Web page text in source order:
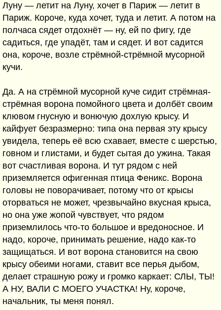
Луну — летит на Луну, хочет в Париж — летит в
Париж. Короче, куда хочет, туда и летит. А потом на
полчаса сядет отдохнёт — ну, ей по фигу, где
садиться, где упадёт, там и сядет. И вот садится
она, короче, возле стрёмной-стрёмной мусорной
кучи.
Да. А на стрёмной мусорной куче сидит стрёмная-
стрёмная ворона помойного цвета и долбёт своим
клювом гнусную и вонючую дохлую крысу. И
кайфует безразмерно: типа она первая эту крысу
увидела, теперь её всю схавает, вместе с шерстью,
говном и глистами, и будет сытая до ужина. Такая
вот счастливая ворона. И тут рядом с ней
приземляется офигенная птица Феникс. Ворона
головы не поворачивает, потому что от крысы
оторваться не может, чрезвычайно вкусная крыса,
но она уже жопой чувствует, что рядом
приземлилось что-то большое и вредоносное. И
надо, короче, принимать решение, надо как-то
защищаться. И вот ворона становится на свою
крысу обеими ногами, ставит все перья дыбом,
делает страшную рожу и громко каркает: СЛЫ, ТЫ!
А НУ, ВАЛИ С МОЕГО УЧАСТКА! Ну, короче,
начальник, ты меня понял.